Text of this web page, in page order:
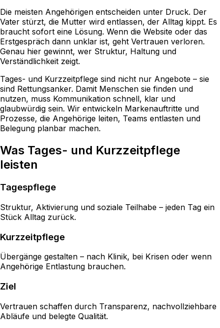
Die meisten Angehörigen entscheiden unter Druck. Der
Vater stürzt, die Mutter wird entlassen, der Alltag kippt. Es
braucht sofort eine Lösung. Wenn die Website oder das
Erstgespräch dann unklar ist, geht Vertrauen verloren.
Genau hier gewinnt, wer Struktur, Haltung und
Verständlichkeit zeigt.
Tages- und Kurzzeitpflege sind nicht nur Angebote – sie
sind Rettungsanker. Damit Menschen sie finden und
nutzen, muss Kommunikation schnell, klar und
glaubwürdig sein. Wir entwickeln Markenauftritte und
Prozesse, die Angehörige leiten, Teams entlasten und
Belegung planbar machen.
Was Tages- und Kurzzeitpflege
leisten
Tagespflege
Struktur, Aktivierung und soziale Teilhabe – jeden Tag ein
Stück Alltag zurück.
Kurzzeitpflege
Übergänge gestalten – nach Klinik, bei Krisen oder wenn
Angehörige Entlastung brauchen.
Ziel
Vertrauen schaffen durch Transparenz, nachvollziehbare
Abläufe und belegte Qualität.